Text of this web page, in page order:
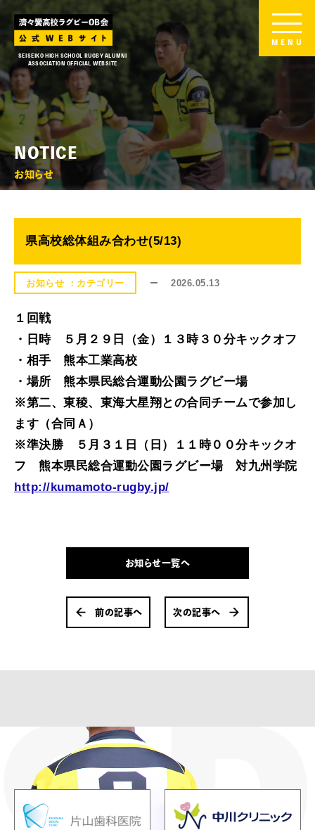
SEISEIKO HIGH SCHOOL RUGBY ALUMNI
ASSOCIATION OFFICIAL WEBSITE
MENU
NOTICE
お知らせ
県高校総体組み合わせ(5/13)
お知らせ 2026.05.13
１回戦
・日時 ５月２９日（金）１３時３０分キックオフ
・相手 熊本工業高校
・場所 熊本県民総合運動公園ラグビー場
※第二、東稜、東海大星翔との合同チームで参加し
ます（合同Ａ）
※準決勝 ５月３１日（日）１１時００分キックオ
フ 熊本県民総合運動公園ラグビー場 対九州学院
http://kumamoto-rugby.jp/
前の記事へ
お知らせ一覧へ
次の記事へ